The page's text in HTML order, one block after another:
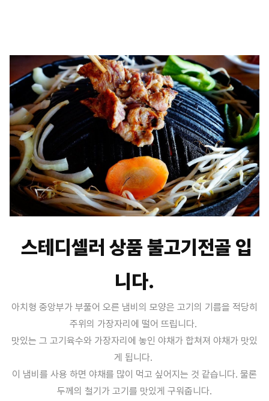
스테디셀러 상품 불고기전골 입
니다.
아치형 중앙부가 부풀어 오른 냄비의 모양은 고기의 기름을 적당히
주위의 가장자리에 떨어 뜨립니다.
맛있는 그 고기육수와 가장자리에 놓인 야채가 합쳐져 야채가 맛있
게 됩니다.
이 냄비를 사용 하면 야채를 많이 먹고 싶어지는 것 같습니다. 물론
두께의 철기가 고기를 맛있게 구워줍니다.